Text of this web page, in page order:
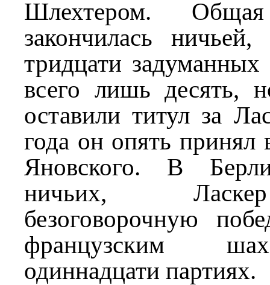
Шлехтером.
закончилась
тридцати
всего лишь десять,
оставили титул за
года он опять принял
Яновского. В
ничьих,
безоговорочную
французским
одиннадцати партиях.